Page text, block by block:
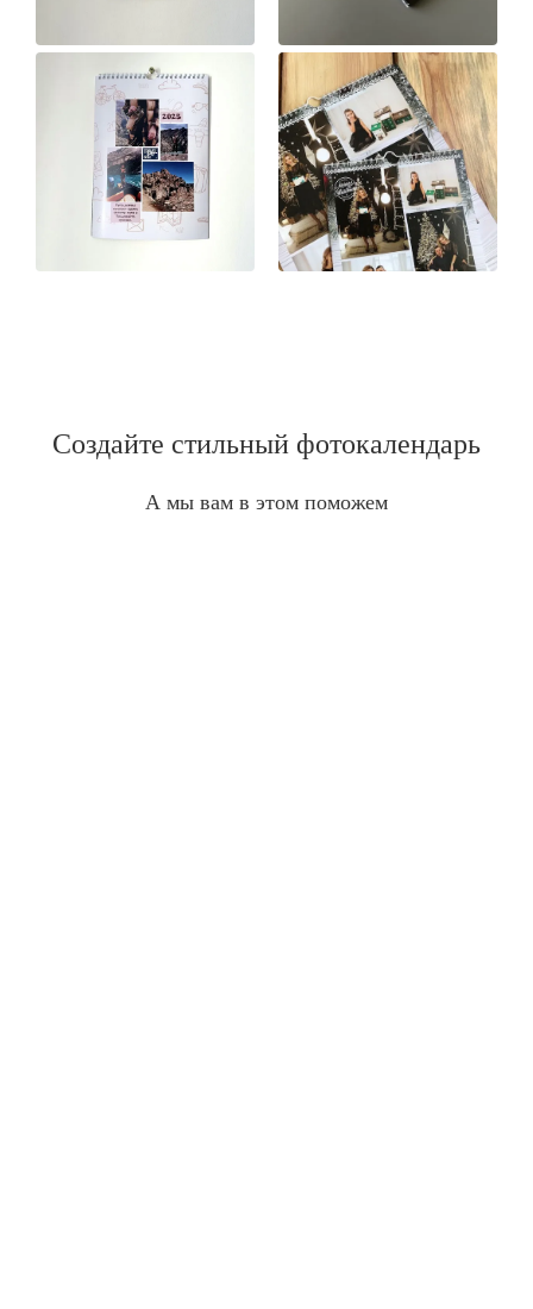
Создайте стильный фотокалендарь
А мы вам в этом поможем